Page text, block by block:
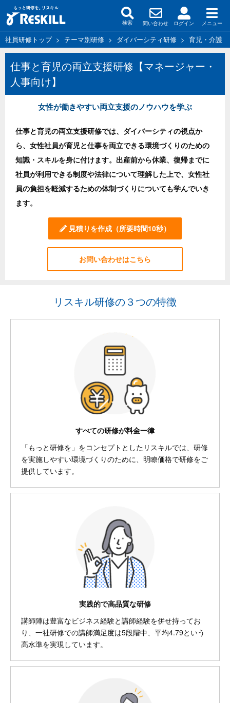
検索 問い合わせ ログイン メニュー
社員研修トップ> テーマ別研修 > ダイバーシティ研修 > 育児・介護
仕事と育児の両立支援研修【マネージャー・
人事向け】
女性が働きやすい両立支援のノウハウを学ぶ
仕事と育児の両立支援研修では、ダイバーシティの視点か
ら、女性社員が育児と仕事を両立できる環境づくりのための
知識・スキルを身に付けます。出産前から休業、復帰までに
社員が利用できる制度や法律について理解した上で、女性社
員の負担を軽減するための体制づくりについても学んでいき
ます。
見積りを作成 （所要時間10秒）
お問い合わせはこちら
リスキル研修の３つの特徴
すべての研修が料金一律
「もっと研修を」をコンセプトとしたリスキルでは、研修
を実施しやすい環境づくりのために、明瞭価格で研修をご
提供しています。
実践的で高品質な研修
講師陣は豊富なビジネス経験と講師経験を併せ持ってお
り、一社研修での講師満足度は5段階中、平均4.79という
高水準を実現しています。